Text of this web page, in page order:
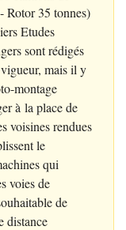
Rotor 35 tonnes)
Etudes
sont rédigés
vigueur, mais il y
montage
à la place de
voisines rendues
le
qui
voies de
de
distance